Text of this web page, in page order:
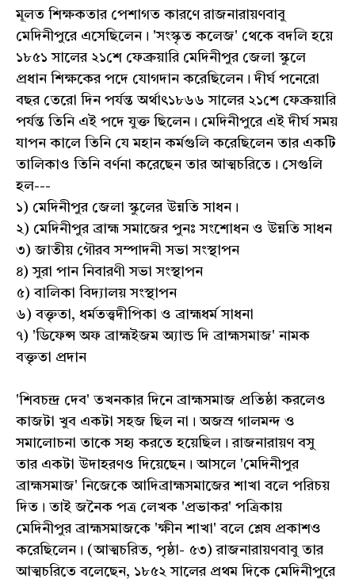
মূলত শিক্ষকতার পেশাগত কারণে রাজনারায়ণবাবু
মেদিনীপুরে এসেছিলেন। 'সংস্কৃত কলেজ' থেকে বদলি হয়ে
১৮৫১ সালের ২১শে ফেব্রুয়ারি মেদিনীপুর জেলা স্কুলে
প্রধান শিক্ষকের পদে যোগদান করেছিলেন। দীর্ঘ পনেরো
বছর তেরো দিন পর্যন্ত অর্থাৎ১৮৬৬ সালের ২১শে ফেব্রুয়ারি
পর্যন্ত তিনি এই পদে যুক্ত ছিলেন। মেদিনীপুরে এই দীর্ঘ সময়
যাপন কালে তিনি যে মহান কর্মগুলি করেছিলেন তার একটি
তালিকাও তিনি বর্ণনা করেছেন তার আত্মচরিতে। সেগুলি
হল---
১) মেদিনীপুর জেলা স্কুলের উন্নতি সাধন।
২) মেদিনীপুর ব্রাহ্ম সমাজের পুনঃ সংশোধন ও উন্নতি সাধন
৩) জাতীয় গৌরব সম্পাদনী সভা সংস্থাপন
৪) সুরা পান নিবারণী সভা সংস্থাপন
৫) বালিকা বিদ্যালয় সংস্থাপন
৬) বক্তৃতা, ধর্মতত্ত্বদীপিকা ও ব্রাহ্মধর্ম সাধনা
৭) 'ডিফেন্স অফ ব্রাহ্মইজম অ্যান্ড দি ব্রাহ্মসমাজ' নামক
বক্তৃতা প্রদান
'শিবচন্দ্র দেব' তখনকার দিনে ব্রাহ্মসমাজ প্রতিষ্ঠা করলেও
কাজটা খুব একটা সহজ ছিল না। অজস্র গালমন্দ ও
সমালোচনা তাকে সহ্য করতে হয়েছিল। রাজনারায়ণ বসু
তার একটা উদাহরণও দিয়েছেন। আসলে 'মেদিনীপুর
ব্রাহ্মসমাজ' নিজেকে আদিব্রাহ্মসমাজের শাখা বলে পরিচয়
দিত। তাই জনৈক পত্র লেখক 'প্রভাকর' পত্রিকায়
মেদিনীপুর ব্রাহ্মসমাজকে 'ক্ষীন শাখা' বলে শ্লেষ প্রকাশও
করেছিলেন। (আত্মচরিত, পৃষ্ঠা- ৫৩) রাজনারায়ণবাবু তার
আত্মচরিতে বলেছেন, ১৮৫২ সালের প্রথম দিকে মেদিনীপুরে